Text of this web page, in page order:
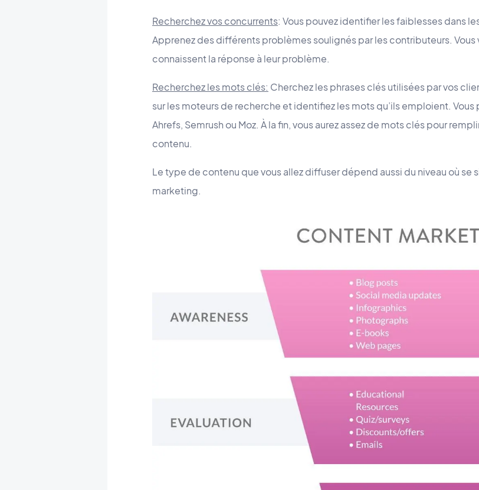
Recherchez vos concurrents: Vous pouvez identifier les faiblesses dans
Apprenez des différents problèmes soulignés par les contributeurs. Vous
connaissent la réponse à leur problème.
Recherchez les mots clés: Cherchez les phrases clés utilisées par vos
sur les moteurs de recherche et identifiez les mots qu’ils emploient.
Ahrefs, Semrush ou Moz. À la fin, vous aurez assez de mots clés pour
contenu.
Le type de contenu que vous allez diffuser dépend aussi du niveau où se
marketing.